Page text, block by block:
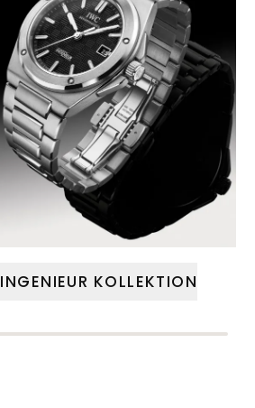
INGENIEUR KOLLEKTION